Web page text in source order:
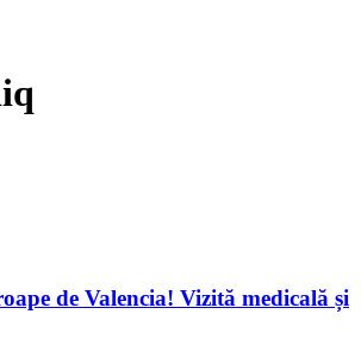
de Valencia! Vizită medicală și